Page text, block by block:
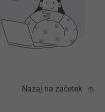
Nazaj na začetek